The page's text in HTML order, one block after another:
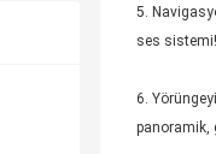
5.
ses
6.
panoramik,